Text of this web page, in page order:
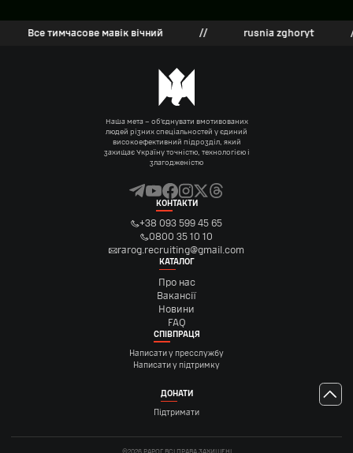
Все тимчасове мавік вічний rusnia zghoryt
Наша мета – об’єднувати вмотивованих
людей різних спеціальностей у єдиний
високоефективний підрозділ, який
захищає Україну точністю, технологією і
злагодженістю
КОНТАКТИ
+38 093 599 45 65
0800 35 10 10
rarog.recruiting@gmail.com
КАТАЛОГ
Про нас
Вакансії
Новини
FAQ
СПІВПРАЦЯ
Написати у пресслужбу
Написати у підтримку
ДОНАТИ
Підтримати